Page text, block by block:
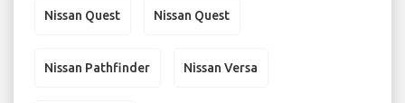
Nissan Quest Nissan Quest
Nissan Pathfinder Nissan Versa